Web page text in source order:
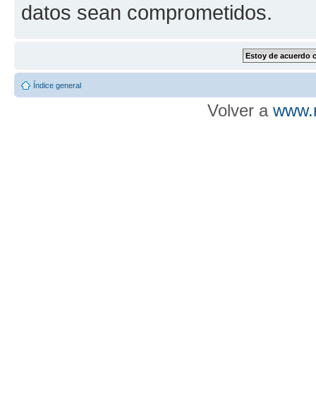
datos sean comprometidos.
Índice general
Volver a